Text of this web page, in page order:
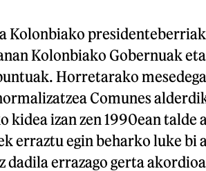
Kolonbiako
Kolonbiako Gobernuak
Horretarako
Comunes
kidea izan zen 1990ean talde
erraztu egin beharko luke bi
dadila errazago gerta